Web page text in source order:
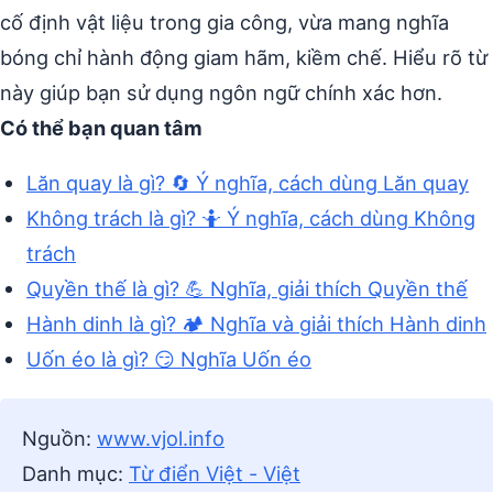
cố định vật liệu trong gia công, vừa mang nghĩa
bóng chỉ hành động giam hãm, kiềm chế. Hiểu rõ từ
này giúp bạn sử dụng ngôn ngữ chính xác hơn.
Có thể bạn quan tâm
Lăn quay là gì? 🔄 Ý nghĩa, cách dùng Lăn quay
Không trách là gì? 🤷 Ý nghĩa, cách dùng Không
trách
Quyền thế là gì? 💪 Nghĩa, giải thích Quyền thế
Hành dinh là gì? 🏕️ Nghĩa và giải thích Hành dinh
Uốn éo là gì? 😏 Nghĩa Uốn éo
Nguồn: www.vjol.info
Danh mục: Từ điển Việt - Việt